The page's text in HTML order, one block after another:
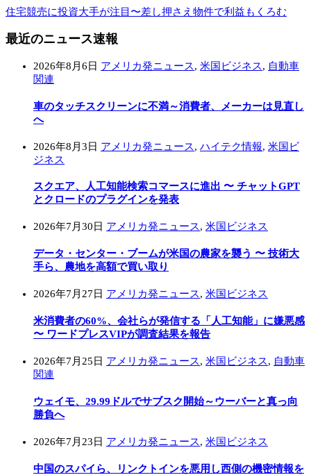
住宅競売に投資大手が注目〜差し押さえ物件で利益もくろむ
最近のニュース速報
2026年8月6日 アメリカ発ニュース, 米国ビジネス, 自動車
関連
車のタッチスクリーンに不満～消費者、メーカーは見直し
へ
2026年8月3日 アメリカ発ニュース, ハイテク情報, 米国ビ
ジネス
スクエア、人工知能検索コマースに進出 〜 チャットGPT
とクロードのプラグインを発表
2026年7月30日 アメリカ発ニュース, 米国ビジネス
データ・センター・ブームが米国の農家を襲う 〜 技術大
手ら、農地を高額で買い取り
2026年7月27日 アメリカ発ニュース, 米国ビジネス
米消費者の60%、会社らが発信する「人工知能」に嫌悪感
〜 ワードプレスVIPが調査結果を報告
2026年7月25日 アメリカ発ニュース, 米国ビジネス, 自動車
関連
ウェイモ、29.99ドルでサブスク開始～ウーバーと真っ向
勝負へ
2026年7月23日 アメリカ発ニュース, 米国ビジネス
中国のスパイら、リンクトインを悪用し西側の機密情報を